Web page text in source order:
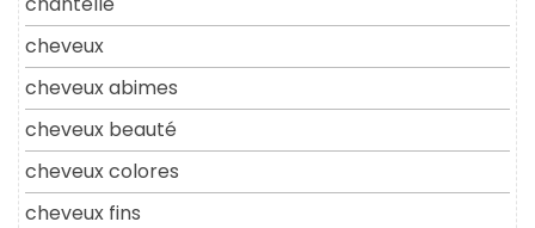
cheveux
cheveux abimes
cheveux beauté
cheveux colores
cheveux fins